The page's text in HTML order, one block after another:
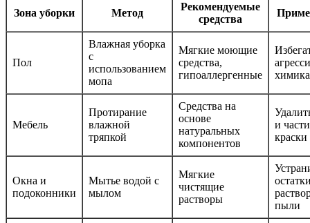
Зона уборки Метод
Рекомендуемые
средства
Пол
Влажная уборка
с
использованием
мопа
Мягкие моющие
средства,
гипоаллергенные
Мебель
Протирание
влажной
тряпкой
Средства на
основе
натуральных
компонентов
и
краски
Окна и
подоконники
Мытье водой с
мылом
Мягкие
чистящие
растворы
пыли